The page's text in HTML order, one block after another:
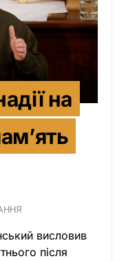
на
висловив
після